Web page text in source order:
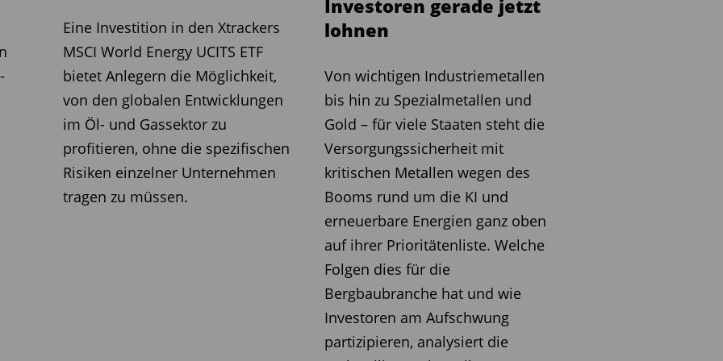
erscheint ihm VW derzeit als
hat eine Marktkapitalisierung von 45
Euro Nettoliquidität im
sind. Dies führt zu einem
Value) von nur 5 Milliarden Euro.
Milliarden Euro, einem Gewinn von 20
Steuern und einer Dividende von
auch bei sinkenden Gewinnmargen
Eine Investition in den Xtrackers
MSCI World Energy UCITS ETF
bietet Anlegern die Möglichkeit,
von den globalen Entwicklungen
im Öl- und Gassektor zu
profitieren, ohne die spezifischen
Risiken einzelner Unternehmen
tragen zu müssen.
Investoren gerade jetzt
lohnen
Von wichtigen Industriemetallen
bis hin zu Spezialmetallen und
Gold – für viele Staaten steht die
Versorgungssicherheit mit
kritischen Metallen wegen des
Booms rund um die KI und
erneuerbare Energien ganz oben
auf ihrer Prioritätenliste. Welche
Folgen dies für die
Bergbaubranche hat und wie
Investoren am Aufschwung
partizipieren, analysiert die